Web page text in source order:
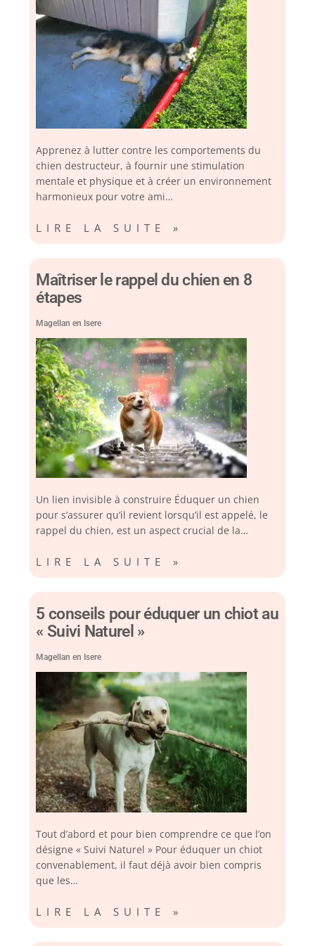
Apprenez à lutter contre les comportements du
chien destructeur, à fournir une stimulation
mentale et physique et à créer un environnement
harmonieux pour votre ami…
LIRE LA SUITE »
Maîtriser le rappel du chien en 8
étapes
Magellan en Isere
Un lien invisible à construire Éduquer un chien
pour s’assurer qu’il revient lorsqu’il est appelé, le
rappel du chien, est un aspect crucial de la…
LIRE LA SUITE »
5 conseils pour éduquer un chiot au
« Suivi Naturel »
Magellan en Isere
Tout d’abord et pour bien comprendre ce que l’on
désigne « Suivi Naturel » Pour éduquer un chiot
convenablement, il faut déjà avoir bien compris
que les…
LIRE LA SUITE »